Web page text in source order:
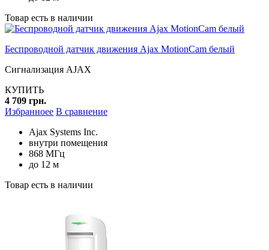
Товар есть в наличии
Беспроводной датчик движения Ajax MotionCam белый
Сигнализация AJAX
КУПИТЬ
4 709 грн.
Избранноее В сравнение
Ajax Systems Inc.
внутри помещения
868 МГц
до 12 м
Товар есть в наличии